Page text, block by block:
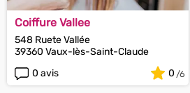
Coiffure Vallee
548 Ruete Vallée
39360 Vaux-lès-Saint-Claude
0 avis
0